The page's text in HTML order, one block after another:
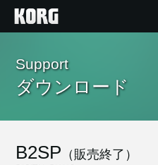
Home
Import Products
Support
ダウンロード
B2SP （販売終了）